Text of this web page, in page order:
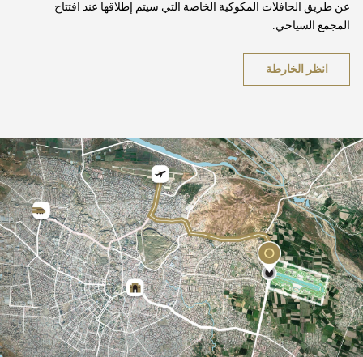
عن طريق الحافلات المكوكية الخاصة التي سيتم إطلاقها عند افتتاح
المجمع السياحي.
انظر الخارطة